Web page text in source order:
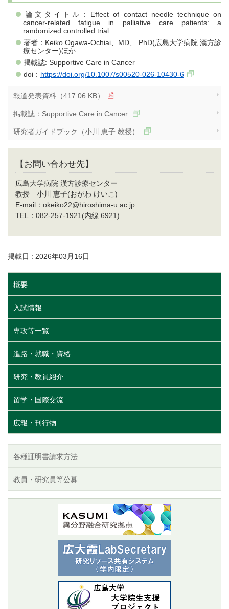
論文タイトル：Effect of contact needle technique on
cancer‑related fatigue in palliative care patients: a
randomized controlled trial
著者：Keiko Ogawa-Ochiai、MD、 PhD(広島大学病院 漢方診
療センター)ほか
掲載誌: Supportive Care in Cancer
doi： https://doi.org/10.1007/s00520-026-10430-6
報道発表資料（417.06 KB）
掲載誌：Supportive Care in Cancer
研究者ガイドブック（小川 恵子 教授）
【お問い合わせ先】
広島大学病院 漢方診療センター
教授 小川 恵子(おがわ けいこ)
E-mail：okeiko22@hiroshima-u.ac.jp
TEL：082-257-1921(内線 6921)
掲載日 : 2026年03月16日
概要
入試情報
専攻等一覧
進路・就職・資格
研究・教員紹介
留学・国際交流
広報・刊行物
各種証明書請求方法
教員・研究員等公募